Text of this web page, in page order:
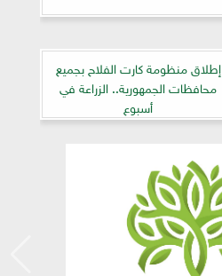
إطلاق منظومة كارت الفلاح بجميع
محافظات الجمهورية.. الزراعة في
أسبوع